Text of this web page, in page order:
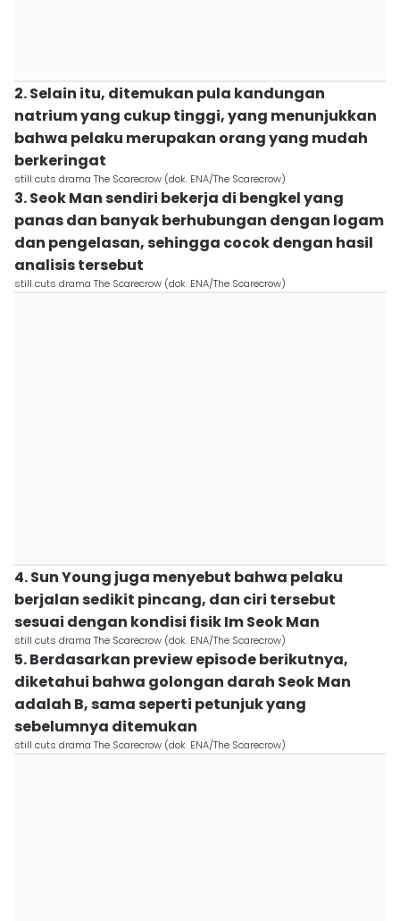
2. Selain itu, ditemukan pula kandungan
natrium yang cukup tinggi, yang menunjukkan
bahwa pelaku merupakan orang yang mudah
berkeringat
still cuts drama The Scarecrow (dok. ENA/The Scarecrow)
3. Seok Man sendiri bekerja di bengkel yang
panas dan banyak berhubungan dengan logam
dan pengelasan, sehingga cocok dengan hasil
analisis tersebut
still cuts drama The Scarecrow (dok. ENA/The Scarecrow)
4. Sun Young juga menyebut bahwa pelaku
berjalan sedikit pincang, dan ciri tersebut
sesuai dengan kondisi fisik Im Seok Man
still cuts drama The Scarecrow (dok. ENA/The Scarecrow)
5. Berdasarkan preview episode berikutnya,
diketahui bahwa golongan darah Seok Man
adalah B, sama seperti petunjuk yang
sebelumnya ditemukan
still cuts drama The Scarecrow (dok. ENA/The Scarecrow)